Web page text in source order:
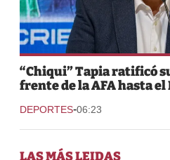
“Chiqui” Tapia ratificó
frente de la AFA hasta
DEPORTES-06:23
LAS MÁS LEIDAS